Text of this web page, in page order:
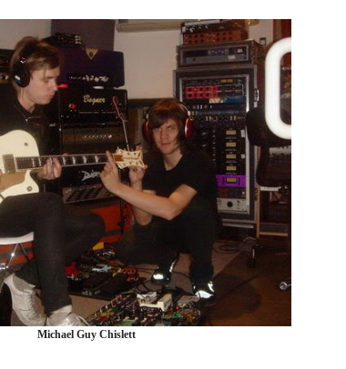
Michael Guy Chislett